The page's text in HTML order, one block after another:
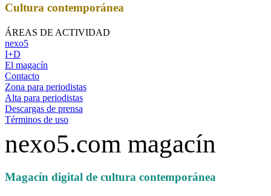
Cultura contemporánea
ÁREAS DE ACTIVIDAD
nexo5
I+D
El magacín
Contacto
Zona para periodistas
Alta para periodistas
Descargas de prensa
Términos de uso
nexo5.com magacín
Magacín digital de cultura contemporánea